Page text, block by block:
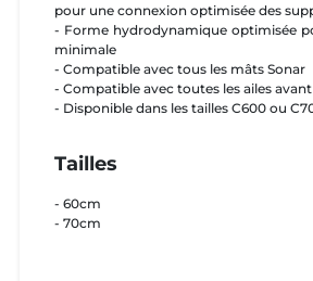
pour une connexion optimisée des
- Forme hydrodynamique optimisée
minimale
- Compatible avec tous les mâts Sonar
- Compatible avec toutes les ailes
- Disponible dans les tailles C600 ou
Tailles
- 60cm
- 70cm